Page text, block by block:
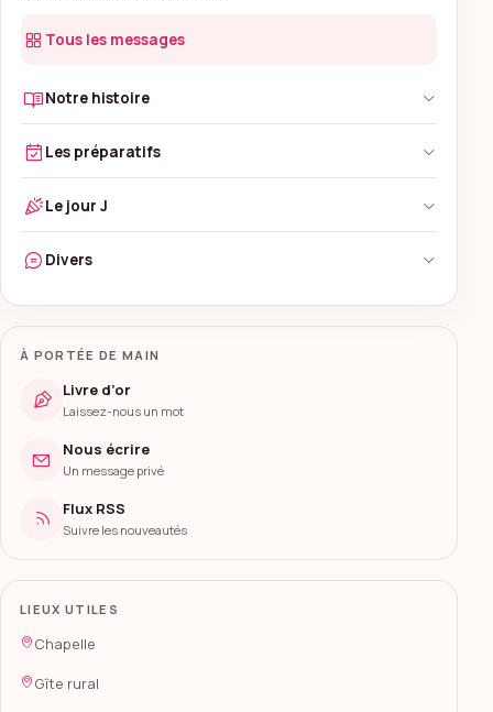
Tous les messages
Notre histoire
Les préparatifs
Le jour J
Divers
À PORTÉE DE MAIN
Livre d’or
Laissez-nous un mot
Nous écrire
Un message privé
Flux RSS
Suivre les nouveautés
LIEUX UTILES
Chapelle
Gîte rural